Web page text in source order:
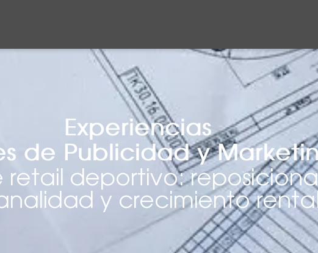
Experiencias
de Publicidad y
deportivo:
y crecimiento